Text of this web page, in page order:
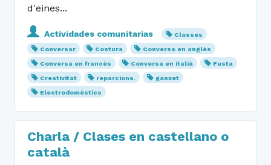
d'eines...
Actividades comunitarias
Classes
Conversar
Costura
Conversa en anglès
Conversa en francès
Conversa en italià
Fusta
Creativitat
reparcions.
ganxet
Electrodomèstics
Charla / Clases en castellano o
català